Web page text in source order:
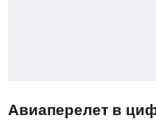
Авиаперелет в